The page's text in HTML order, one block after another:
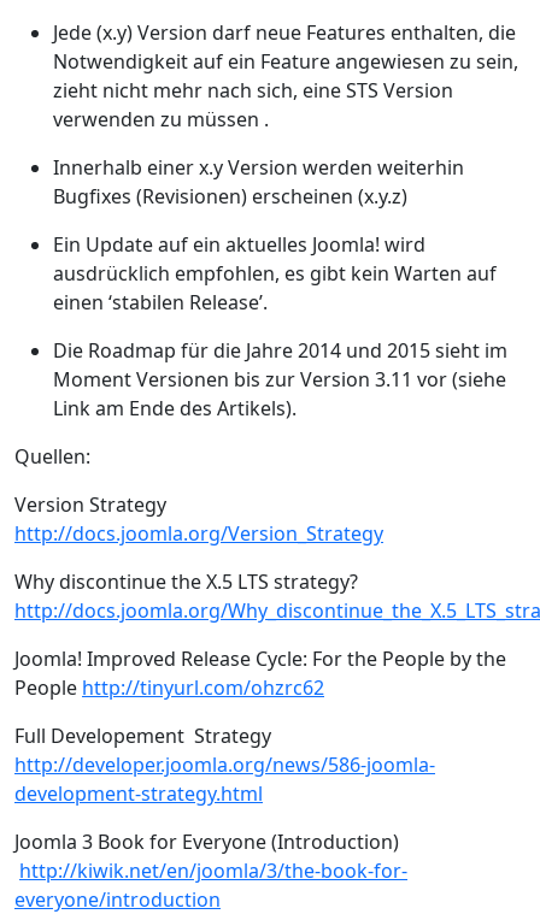
Jede (x.y) Version darf neue Features enthalten, die
Notwendigkeit auf ein Feature angewiesen zu sein,
zieht nicht mehr nach sich, eine STS Version
verwenden zu müssen .
Innerhalb einer x.y Version werden weiterhin
Bugfixes (Revisionen) erscheinen (x.y.z)
Ein Update auf ein aktuelles Joomla! wird
ausdrücklich empfohlen, es gibt kein Warten auf
einen ‘stabilen Release’.
Die Roadmap für die Jahre 2014 und 2015 sieht im
Moment Versionen bis zur Version 3.11 vor (siehe
Link am Ende des Artikels).
Quellen:
Version Strategy
http://docs.joomla.org/Version_Strategy
Why discontinue the X.5 LTS strategy?
http://docs.joomla.org/
Joomla! Improved Release Cycle: For the People by the
People http://tinyurl.com/ohzrc62
Full Developement Strategy
http://developer.joomla.org/news/586-joomla-
development-strategy.html
Joomla 3 Book for Everyone (Introduction)
http://kiwik.net/en/joomla/3/the-book-for-
everyone/introduction